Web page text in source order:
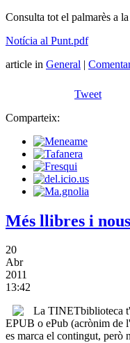
Consulta tot el palmarès a la
Notícia al Punt.pdf
article in General |
Tweet
Comparteix:
Més llibres i
20
Abr
2011
13:42
La TINETbiblioteca
EPUB o ePub (acrònim de
es marca el contingut, però